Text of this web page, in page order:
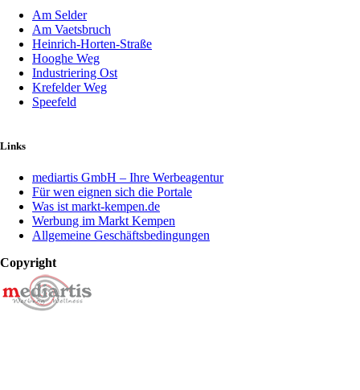
Am Selder
Am Vaetsbruch
Heinrich-Horten-Straße
Hooghe Weg
Industriering Ost
Krefelder Weg
Speefeld
Links
mediartis GmbH – Ihre Werbeagentur
Für wen eignen sich die Portale
Was ist markt-kempen.de
Werbung im Markt Kempen
Allgemeine Geschäftsbedingungen
Copyright